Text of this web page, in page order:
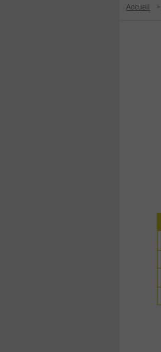
Accueil >